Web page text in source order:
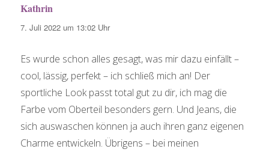
Kathrin
7. Juli 2022 um 13:02 Uhr
Es wurde schon alles gesagt, was mir dazu einfällt –
cool, lässig, perfekt – ich schließ mich an! Der
sportliche Look passt total gut zu dir, ich mag die
Farbe vom Oberteil besonders gern. Und Jeans, die
sich auswaschen können ja auch ihren ganz eigenen
Charme entwickeln. Übrigens – bei meinen